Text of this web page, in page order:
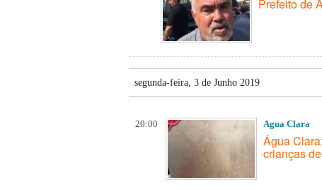
Prefeito de
segunda-feira, 3 de Junho 2019
20:00 Agua Clara
Água
crianças